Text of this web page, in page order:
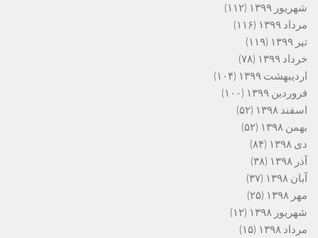
شهریور ۱۳۹۹
(۱۱۲)
مرداد ۱۳۹۹
(۱۱۶)
تیر ۱۳۹۹
(۱۱۹)
خرداد ۱۳۹۹
(۷۸)
اردیبهشت ۱۳۹۹
(۱۰۴)
فروردین ۱۳۹۹
(۱۰۰)
اسفند ۱۳۹۸
(۵۲)
بهمن ۱۳۹۸
(۵۲)
دی ۱۳۹۸
(۸۴)
آذر ۱۳۹۸
(۳۸)
آبان ۱۳۹۸
(۳۷)
مهر ۱۳۹۸
(۲۵)
شهریور ۱۳۹۸
(۱۲)
مرداد ۱۳۹۸
(۱۵)